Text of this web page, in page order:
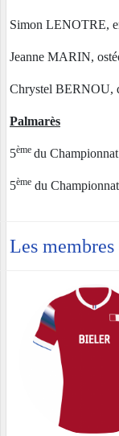
Simon LENOTRE,
Jeanne MARIN,
Chrystel BERNOU,
Palmarès
5ème du
5ème du
Les membres